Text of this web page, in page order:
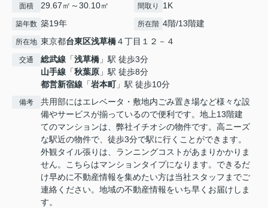
面積 29.67㎡～30.10㎡ 間取り 1K
築年数 築19年 所在階 4階/13階建
所在地 東京都台東区浅草橋４丁目１２－４
交通 総武線 「浅草橋 」駅 徒歩3分
山手線 「秋葉原 」駅 徒歩8分
都営新宿線 「岩本町」駅 徒歩10分
備考
共用部にはエレベータ・敷地内ごみ置き場など様々な設
備やサービスが揃っているので便利です。地上13階建
てのマンションは、弊社イチオシの物件です。高ニーズ
な駅近の物件で、徒歩3分で駅に行くことができます。
外観タイル張りは、ランニングコストがあまりかかりま
せん。こちらはマンションタイプになります。できるだ
け早めに不動産情報を集めたい方は当社スタッフまでご
連絡ください。地域の不動産情報をいち早くお届けしま
す。